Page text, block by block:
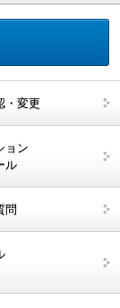
・変更
ョン
ル
問